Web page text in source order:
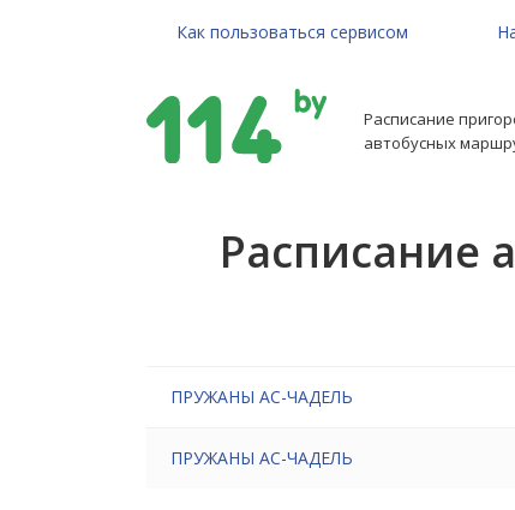
Как пользоваться сервисом
Расписание
автобусных
Расписание
ПРУЖАНЫ АС-ЧАДЕЛЬ
ПРУЖАНЫ АС-ЧАДЕЛЬ